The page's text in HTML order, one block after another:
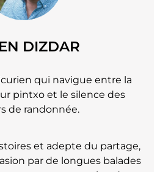
DIZDAR
qui navigue entre la
pintxo et le silence des
de randonnée.
et adepte du partage,
par de longues balades